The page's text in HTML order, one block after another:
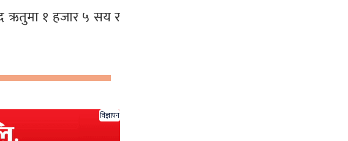
ऋतुमा १ हजार ५ सय र
विज्ञापन